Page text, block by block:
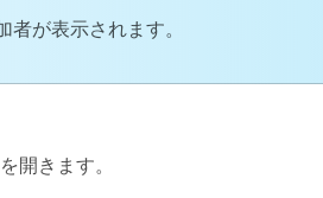
が表示されます。
開きます。